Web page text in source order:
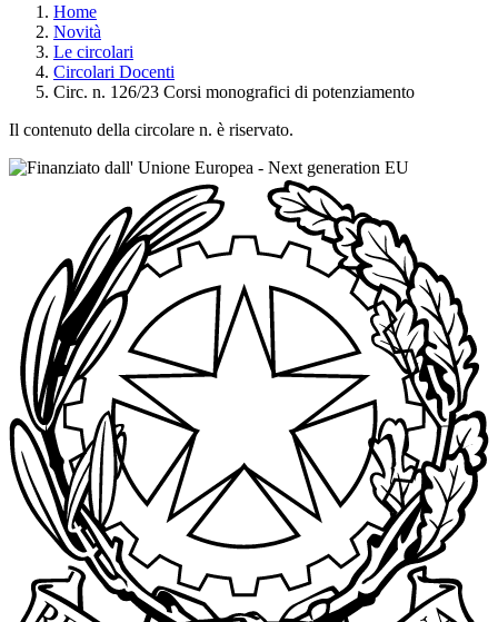
Home
Novità
Le circolari
Circolari Docenti
Circ. n. 126/23 Corsi monografici di potenziamento
Il contenuto della circolare n. è riservato.